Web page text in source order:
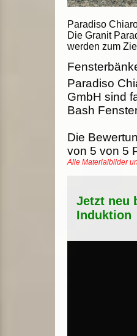
Paradiso
Die Granit
werden zum
Paradiso
GmbH sind
Bash
Die
von 5 von 5
Alle Materialbilder
Jetzt neu
Induktion